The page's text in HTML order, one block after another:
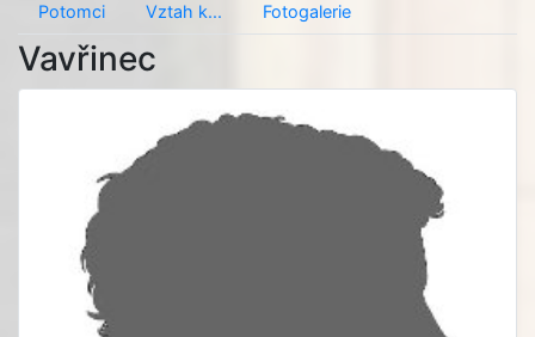
Potomci Vztah k... Fotogalerie
Vavřinec